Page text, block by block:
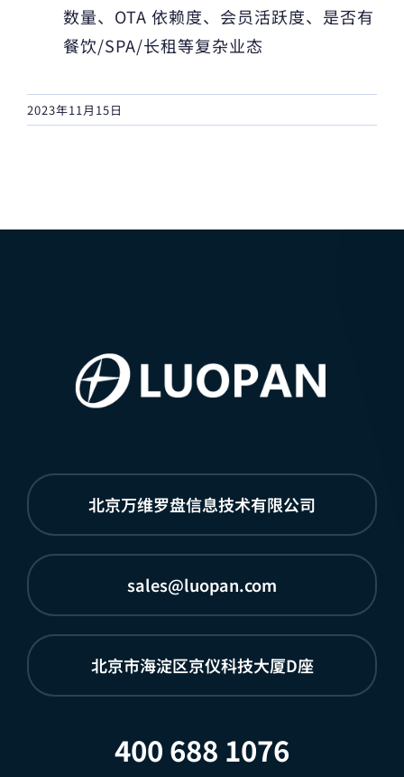
数量、OTA 依赖度、会员活跃度、是否有
餐饮/SPA/长租等复杂业态
2023年11月15日
北京万维罗盘信息技术有限公司
sales@luopan.com
北京市海淀区京仪科技大厦D座
400 688 1076